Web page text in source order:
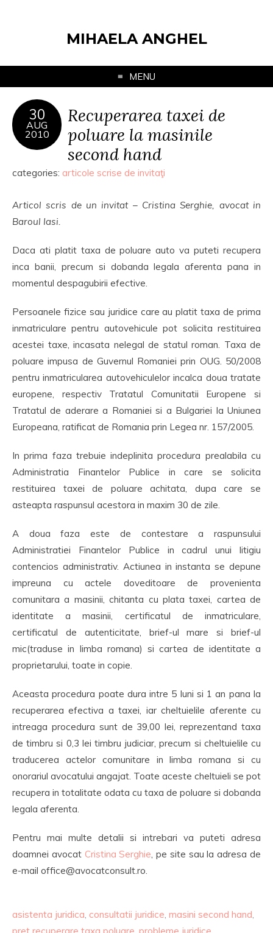
MIHAELA ANGHEL
MENU
30
AUG
2010
Recuperarea taxei de
poluare la masinile
second hand
categories: articole scrise de invitaţi
Articol scris de un invitat – Cristina Serghie, avocat in
Baroul Iasi.
Daca ati platit taxa de poluare auto va puteti recupera
inca banii, precum si dobanda legala aferenta pana in
momentul despagubirii efective.
Persoanele fizice sau juridice care au platit taxa de prima
inmatriculare pentru autovehicule pot solicita restituirea
acestei taxe, incasata nelegal de statul roman. Taxa de
poluare impusa de Guvernul Romaniei prin OUG. 50/2008
pentru inmatricularea autovehiculelor incalca doua tratate
europene, respectiv Tratatul Comunitatii Europene si
Tratatul de aderare a Romaniei si a Bulgariei la Uniunea
Europeana, ratificat de Romania prin Legea nr. 157/2005.
In prima faza trebuie indeplinita procedura prealabila cu
Administratia Finantelor Publice in care se solicita
restituirea taxei de poluare achitata, dupa care se
asteapta raspunsul acestora in maxim 30 de zile.
A doua faza este de contestare a raspunsului
Administratiei Finantelor Publice in cadrul unui litigiu
contencios administrativ. Actiunea in instanta se depune
impreuna cu actele doveditoare de provenienta
comunitara a masinii, chitanta cu plata taxei, cartea de
identitate a masinii, certificatul de inmatriculare,
certificatul de autenticitate, brief-ul mare si brief-ul
mic(traduse in limba romana) si cartea de identitate a
proprietarului, toate in copie.
Aceasta procedura poate dura intre 5 luni si 1 an pana la
recuperarea efectiva a taxei, iar cheltuielile aferente cu
intreaga procedura sunt de 39,00 lei, reprezentand taxa
de timbru si 0,3 lei timbru judiciar, precum si cheltuielile cu
traducerea actelor comunitare in limba romana si cu
onorariul avocatului angajat. Toate aceste cheltuieli se pot
recupera in totalitate odata cu taxa de poluare si dobanda
legala aferenta.
Pentru mai multe detalii si intrebari va puteti adresa
doamnei avocat Cristina Serghie, pe site sau la adresa de
e-mail office@avocatconsult.ro.
asistenta juridica, consultatii juridice, masini second hand,